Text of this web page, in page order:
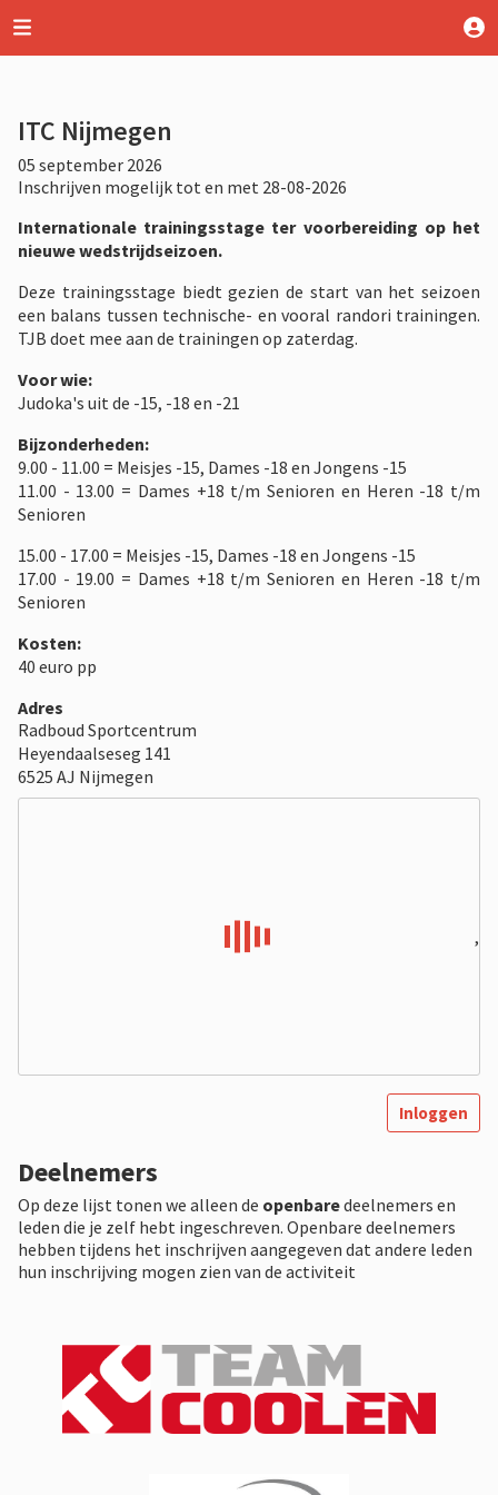
ITC Nijmegen
05 september 2026
Inschrijven mogelijk tot en met 28-08-2026
Internationale trainingsstage ter voorbereiding op het
nieuwe wedstrijdseizoen.
Deze trainingsstage biedt gezien de start van het seizoen
een balans tussen technische- en vooral randori trainingen.
TJB doet mee aan de trainingen op zaterdag.
Voor wie:
Judoka's uit de -15, -18 en -21
Bijzonderheden:
9.00 - 11.00 = Meisjes -15, Dames -18 en Jongens -15
11.00 - 13.00 = Dames +18 t/m Senioren en Heren -18 t/m
Senioren
15.00 - 17.00 = Meisjes -15, Dames -18 en Jongens -15
17.00 - 19.00 = Dames +18 t/m Senioren en Heren -18 t/m
Senioren
Kosten:
40 euro pp
Adres
Radboud Sportcentrum
Heyendaalseseg 141
6525 AJ Nijmegen
,
Inloggen
Deelnemers
Op deze lijst tonen we alleen de openbaredeelnemers en
leden die je zelf hebt ingeschreven. Openbare deelnemers
hebben tijdens het inschrijven aangegeven dat andere leden
hun inschrijving mogen zien van de activiteit